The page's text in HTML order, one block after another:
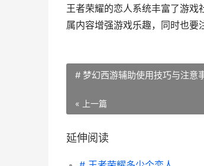
王者荣耀的恋人系统丰富了游戏
属内容增强游戏乐趣，同时也要
# 梦幻西游辅助使用技巧与注意
« 上一篇
延伸阅读